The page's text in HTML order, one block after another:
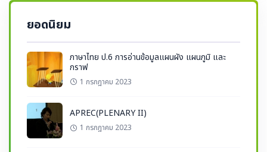
ยอดนิยม
ภาษาไทย ป.6 การอ่านข้อมูลแผนผัง แผนภูมิ และ
กราฟ
1 กรกฎาคม 2023
APREC(PLENARY II)
1 กรกฎาคม 2023